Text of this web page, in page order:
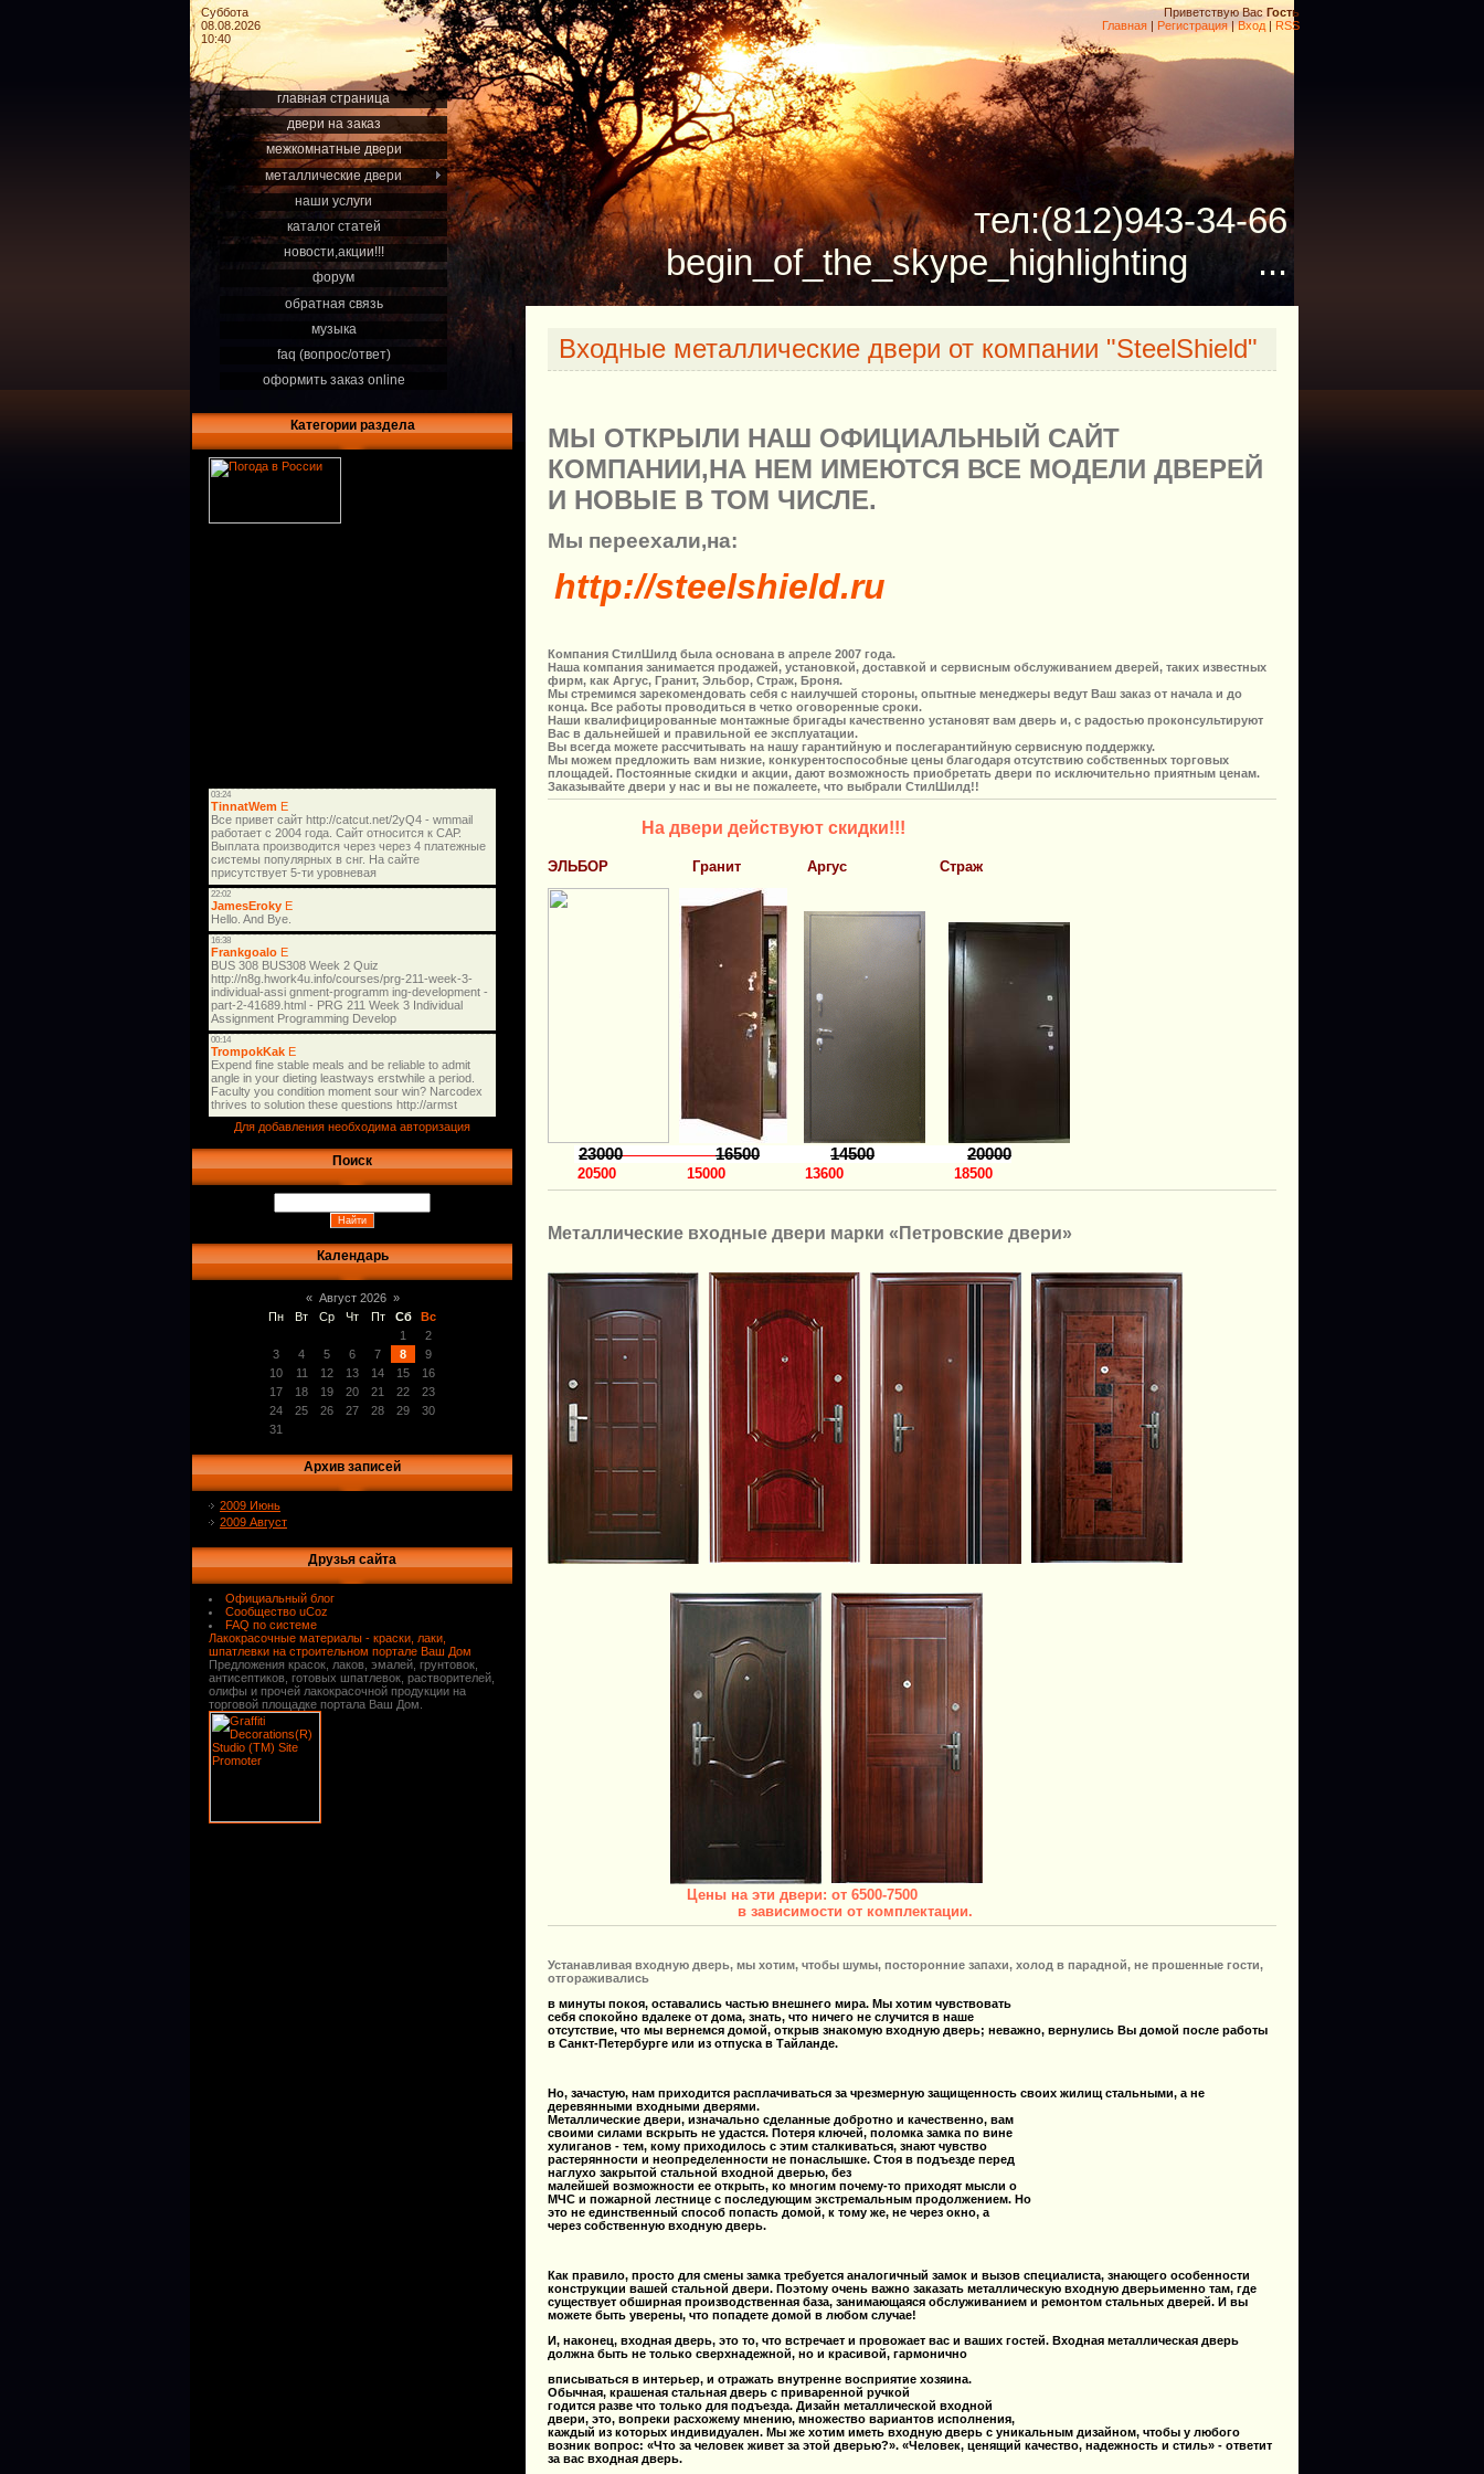
Суббота
08.08.2026
10:40
Приветствую Вас Гость
Главная | Регистрация|Вход | RSS
главная страница
двери на заказ
межкомнатные двери
металлические двери
наши услуги
каталог статей
новости,акции!!!
форум
обратная связь
музыка
faq (вопрос/ответ)
оформить заказ online
Категории раздела
Для добавления необходима авторизация
Поиск
Календарь
« Август 2026 »
Пн
Вт Ср Чт Пт Сб
Вс
1
2
3
4 5 6 7 8
9
10
11 12 13 14 15
16
17
18 19 20 21 22
23
24
25 26 27 28 29
30
31
Архив записей
2009 Июнь
2009 Август
Друзья сайта
Официальный блог
Сообщество uCoz
FAQ по системе
Лакокрасочные материалы - краски, лаки,
шпатлевки на строительном портале Ваш Дом
Предложения красок, лаков, эмалей, грунтовок,
антисептиков, готовых шпатлевок, растворителей,
олифы и прочей лакокрасочной продукции на
торговой площадке портала Ваш Дом.
тел:(812)943-34-66
begin_of_the_skype_highlighting ...
Входные металлические двери от компании "SteelShield"
МЫ ОТКРЫЛИ НАШ ОФИЦИАЛЬНЫЙ САЙТ
КОМПАНИИ,НА НЕМ ИМЕЮТСЯ ВСЕ МОДЕЛИ ДВЕРЕЙ
И НОВЫЕ В ТОМ ЧИСЛЕ.
Мы переехали,на:
http://steelshield.ru
Компания СтилШилд была основана в апреле 2007 года.
Наша компания занимается продажей, установкой, доставкой и сервисным обслуживанием дверей, таких известных
фирм, как Аргус, Гранит, Эльбор, Страж, Броня.
Мы стремимся зарекомендовать себя с наилучшей стороны, опытные менеджеры ведут Ваш заказ от начала и до
конца. Все работы проводиться в четко оговоренные сроки.
Наши квалифицированные монтажные бригады качественно установят вам дверь и, с радостью проконсультируют
Вас в дальнейшей и правильной ее эксплуатации.
Вы всегда можете рассчитывать на нашу гарантийную и послегарантийную сервисную поддержку.
Мы можем предложить вам низкие, конкурентоспособные цены благодаря отсутствию собственных торговых
площадей. Постоянные скидки и акции, дают возможность приобретать двери по исключительно приятным ценам.
Заказывайте двери у нас и вы не пожалеете, что выбрали СтилШилд!!
На двери действуют скидки!!!
ЭЛЬБОР Гранит Аргус Страж
23000 16500 14500 20000
20500 15000 13600 18500
Металлические входные двери марки « Петровские двери»
Цены на эти двери: от 6500-7500
в зависимости от комплектации.
Устанавливая входную дверь, мы хотим, чтобы шумы, посторонние запахи, холод в парадной, не прошенные гости,
отгораживались
в минуты покоя, оставались частью внешнего мира. Мы хотим чувствовать
себя спокойно вдалеке от дома, знать, что ничего не случится в наше
отсутствие, что мы вернемся домой, открыв знакомую входную дверь; неважно, вернулись Вы домой после работы
в Санкт-Петербурге или из отпуска в Тайланде.
Но, зачастую, нам приходится расплачиваться за чрезмерную защищенность своих жилищ стальными, а не
деревянными входными дверями.
Металлические двери, изначально сделанные добротно и качественно, вам
своими силами вскрыть не удастся. Потеря ключей, поломка замка по вине
хулиганов - тем, кому приходилось с этим сталкиваться, знают чувство
растерянности и неопределенности не понаслышке. Стоя в подъезде перед
наглухо закрытой стальной входной дверью, без
малейшей возможности ее открыть, ко многим почему-то приходят мысли о
МЧС и пожарной лестнице с последующим экстремальным продолжением. Но
это не единственный способ попасть домой, к тому же, не через окно, а
через собственную входную дверь.
Как правило, просто для смены замка требуется аналогичный замок и вызов специалиста, знающего особенности
конструкции вашей стальной двери. Поэтому очень важно заказать металлическую входную дверьименно там, где
существует обширная производственная база, занимающаяся обслуживанием и ремонтом стальных дверей. И вы
можете быть уверены, что попадете домой в любом случае!
И, наконец, входная дверь, это то, что встречает и провожает вас и ваших гостей. Входная металлическая дверь
должна быть не только сверхнадежной, но и красивой, гармонично
вписываться в интерьер, и отражать внутренне восприятие хозяина.
Обычная, крашеная стальная дверь с приваренной ручкой
годится разве что только для подъезда. Дизайн металлической входной
двери, это, вопреки расхожему мнению, множество вариантов исполнения,
каждый из которых индивидуален. Мы же хотим иметь входную дверь с уникальным дизайном, чтобы у любого
возник вопрос: «Что за человек живет за этой дверью?». «Человек, ценящий качество, надежность и стиль» - ответит
за вас входная дверь.